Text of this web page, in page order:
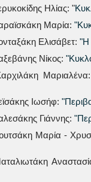
Ηλίας: "
Μαρία:
Ελισάβετ: "Η
Νίκος:
Ιωσήφ:
Γιάννης:
Μαρία -